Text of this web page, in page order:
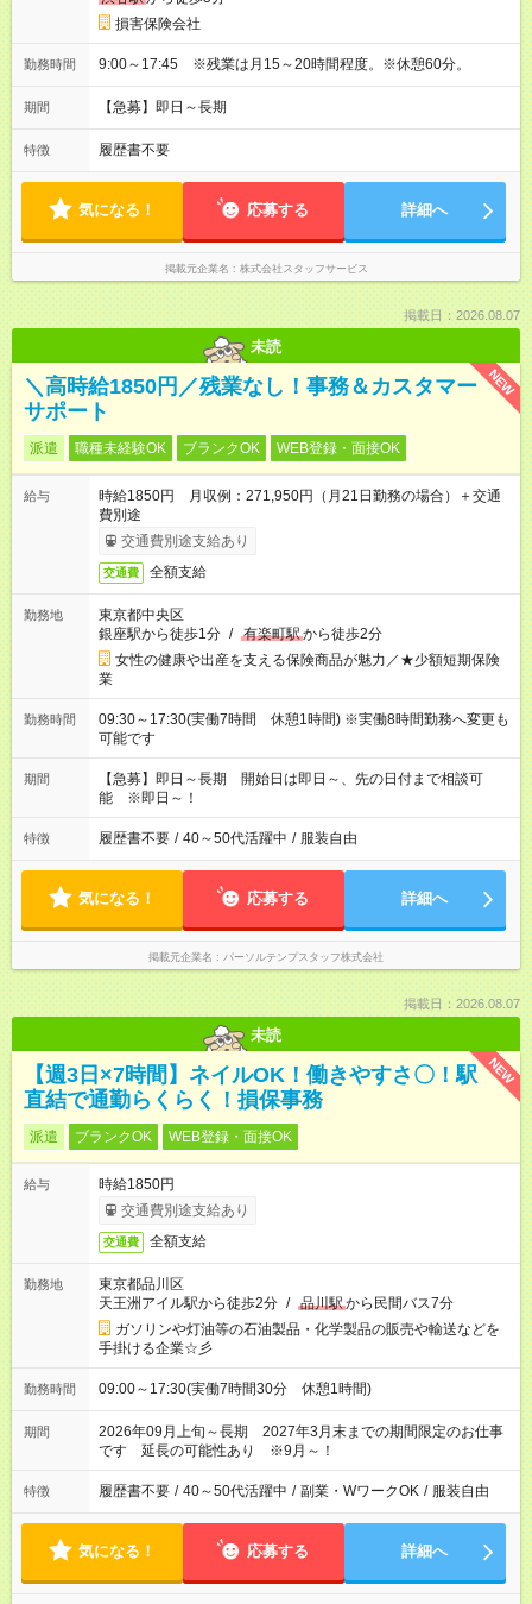
損害保険会社
勤務時間 9:00～17:45 ※残業は月15～20時間程度。※休憩60分。
期間 【急募】即日～長期
特徴 履歴書不要
気になる！ 応募する 詳細へ
掲載元企業名 株式会社スタッフサービス
掲載日：2026.08.07
未読
NEW
＼高時給1850円／残業なし！事務＆カスタマー
サポート
派遣 職種未経験OK ブランクOK WEB登録・面接OK
給与
時給1850円 月収例：271,950円（月21日勤務の場合）＋交通
費別途
交通費別途支給あり
交通費 全額支給
勤務地
東京都中央区
銀座駅から徒歩1分 / 有楽町駅から徒歩2分
女性の健康や出産を支える保険商品が魅力／★少額短期保険
業
勤務時間
09:30～17:30(実働7時間 休憩1時間) ※実働8時間勤務へ変更も
可能です
期間
【急募】即日～長期 開始日は即日～、先の日付まで相談可
能 ※即日～！
特徴 履歴書不要 / 40～50代活躍中 / 服装自由
気になる！ 応募する 詳細へ
掲載元企業名 パーソルテンプスタッフ株式会社
掲載日：2026.08.07
未読
NEW
【週3日×7時間】ネイルOK！働きやすさ〇！駅
直結で通勤らくらく！損保事務
派遣 ブランクOK WEB登録・面接OK
給与
時給1850円
交通費別途支給あり
交通費 全額支給
勤務地
東京都品川区
天王洲アイル駅から徒歩2分 / 品川駅から民間バス7分
ガソリンや灯油等の石油製品・化学製品の販売や輸送などを
手掛ける企業☆彡
勤務時間 09:00～17:30(実働7時間30分 休憩1時間)
期間
2026年09月上旬～長期 2027年3月末までの期間限定のお仕事
です 延長の可能性あり ※9月～！
特徴 履歴書不要 / 40～50代活躍中 / 副業・WワークOK / 服装自由
気になる！ 応募する 詳細へ